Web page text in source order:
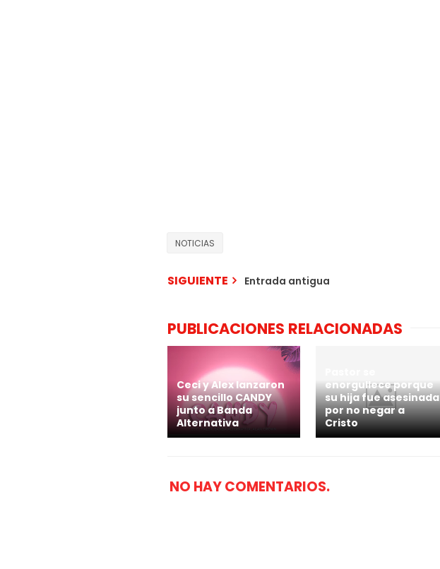
NOTICIAS
SIGUIENTE Entrada antigua
PUBLICACIONES RELACIONADAS
Ceci y Alex lanzaron
su sencillo CANDY
junto a Banda
Alternativa
enorgullece porque
su hija fue asesinada
por no negar a
Cristo
NO HAY COMENTARIOS.